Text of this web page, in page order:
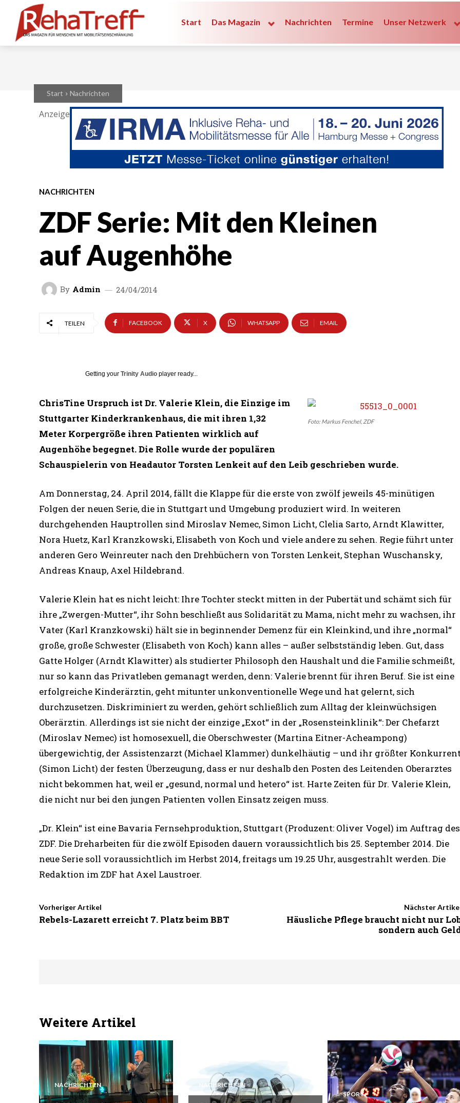
Start Das Magazin Nachrichten Termine Unser Netzwerk
Start Nachrichten
Anzeige
NACHRICHTEN
ZDF Serie: Mit den Kleinen
auf Augenhöhe
By Admin 24/04/2014
TEILEN FACEBOOK X WHATSAPP EMAIL
Getting your Trinity Audio player ready...
Foto: Markus Fenchel, ZDF
ChrisTine Urspruch ist Dr. Valerie Klein, die Einzige im
Stuttgarter Kinderkrankenhaus, die mit ihren 1,32
Meter Korpergröße ihren Patienten wirklich auf
Augenhöhe begegnet. Die Rolle wurde der populären
Schauspielerin von Headautor Torsten Lenkeit auf den Leib geschrieben wurde.
Am Donnerstag, 24. April 2014, fällt die Klappe für die erste von zwölf jeweils 45-minütigen
Folgen der neuen Serie, die in Stuttgart und Umgebung produziert wird. In weiteren
durchgehenden Hauptrollen sind Miroslav Nemec, Simon Licht, Clelia Sarto, Arndt Klawitter,
Nora Huetz, Karl Kranzkowski, Elisabeth von Koch und viele andere zu sehen. Regie führt unter
anderen Gero Weinreuter nach den Drehbüchern von Torsten Lenkeit, Stephan Wuschansky,
Andreas Knaup, Axel Hildebrand.
Valerie Klein hat es nicht leicht: Ihre Tochter steckt mitten in der Pubertät und schämt sich für
ihre „Zwergen-Mutter“, ihr Sohn beschließt aus Solidarität zu Mama, nicht mehr zu wachsen, ihr
Vater (Karl Kranzkowski) hält sie in beginnender Demenz für ein Kleinkind, und ihre „normal“
große, große Schwester (Elisabeth von Koch) kann alles – außer selbstständig leben. Gut, dass
Gatte Holger (Arndt Klawitter) als studierter Philosoph den Haushalt und die Familie schmeißt,
nur so kann das Privatleben gemanagt werden, denn: Valerie brennt für ihren Beruf. Sie ist eine
erfolgreiche Kinderärztin, geht mitunter unkonventionelle Wege und hat gelernt, sich
durchzusetzen. Diskriminiert zu werden, gehört schließlich zum Alltag der kleinwüchsigen
Oberärztin. Allerdings ist sie nicht der einzige „Exot“ in der „Rosensteinklinik“: Der Chefarzt
(Miroslav Nemec) ist homosexuell, die Oberschwester (Martina Eitner-Acheampong)
übergewichtig, der Assistenzarzt (Michael Klammer) dunkelhäutig – und ihr größter
(Simon Licht) der festen Überzeugung, dass er nur deshalb den Posten des Leitenden Oberarztes
nicht bekommen hat, weil er „gesund, normal und hetero“ ist. Harte Zeiten für Dr. Valerie Klein,
die nicht nur bei den jungen Patienten vollen Einsatz zeigen muss.
„Dr. Klein“ ist eine Bavaria Fernsehproduktion, Stuttgart (Produzent: Oliver Vogel) im Auftrag des
ZDF. Die Dreharbeiten für die zwölf Episoden dauern voraussichtlich bis 25. September 2014. Die
neue Serie soll voraussichtlich im Herbst 2014, freitags um 19.25 Uhr, ausgestrahlt werden. Die
Redaktion im ZDF hat Axel Laustroer.
Vorheriger Artikel
Rebels-Lazarett erreicht 7. Platz beim BBT
Nächster
Häusliche Pflege braucht nicht nur
sondern auch
Weitere Artikel
NACHRICHTEN NACHRICHTEN
SPORT